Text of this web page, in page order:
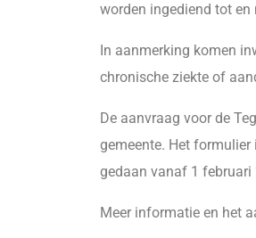
worden ingediend tot en
In aanmerking komen
chronische ziekte of
De aanvraag voor de
gemeente. Het
gedaan vanaf 1 februari
Meer informatie en het